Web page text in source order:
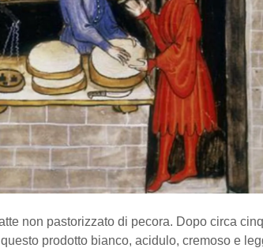
non pastorizzato di pecora. Dopo circa
prodotto bianco, acidulo, cremoso e